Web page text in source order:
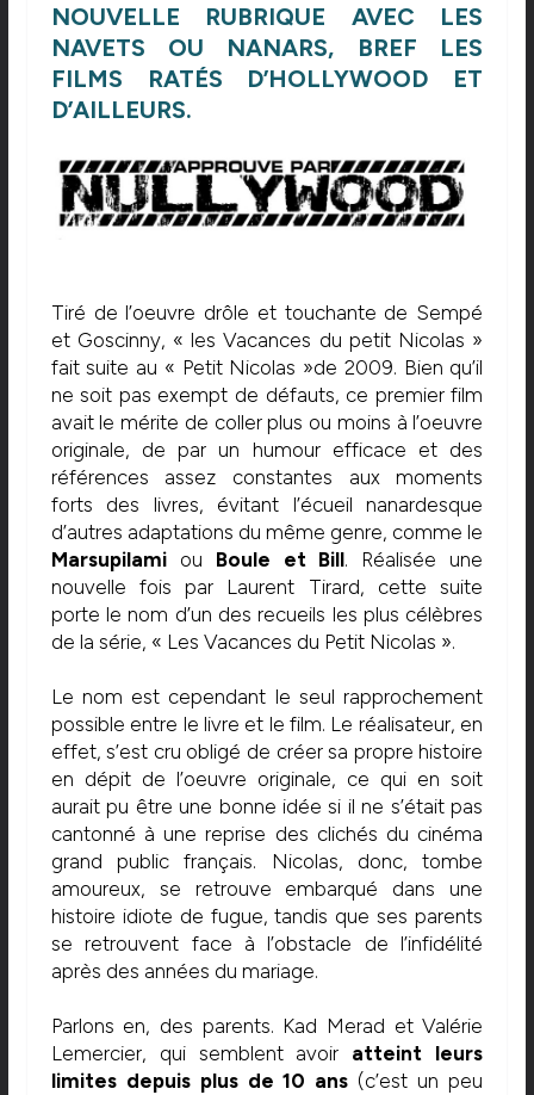
NOUVELLE RUBRIQUE AVEC LES
NAVETS OU NANARS, BREF LES
FILMS RATÉS D’HOLLYWOOD ET
D’AILLEURS.
Tiré de l’oeuvre drôle et touchante de Sempé
et Goscinny, « les Vacances du petit Nicolas »
fait suite au « Petit Nicolas »de 2009. Bien qu’il
ne soit pas exempt de défauts, ce premier film
avait le mérite de coller plus ou moins à l’oeuvre
originale, de par un humour efficace et des
références assez constantes aux moments
forts des livres, évitant l’écueil nanardesque
d’autres adaptations du même genre, comme le
Marsupilamiou Boule et Bill. Réalisée une
nouvelle fois par Laurent Tirard, cette suite
porte le nom d’un des recueils les plus célèbres
de la série, « Les Vacances du Petit Nicolas ».
Le nom est cependant le seul rapprochement
possible entre le livre et le film. Le réalisateur, en
effet, s’est cru obligé de créer sa propre histoire
en dépit de l’oeuvre originale, ce qui en soit
aurait pu être une bonne idée si il ne s’était pas
cantonné à une reprise des clichés du cinéma
grand public français. Nicolas, donc, tombe
amoureux, se retrouve embarqué dans une
histoire idiote de fugue, tandis que ses parents
se retrouvent face à l’obstacle de l’infidélité
après des années du mariage.
Parlons en, des parents. Kad Merad et Valérie
Lemercier, qui semblent avoir atteint leurs
limites depuis plus de 10 ans (c’est un peu